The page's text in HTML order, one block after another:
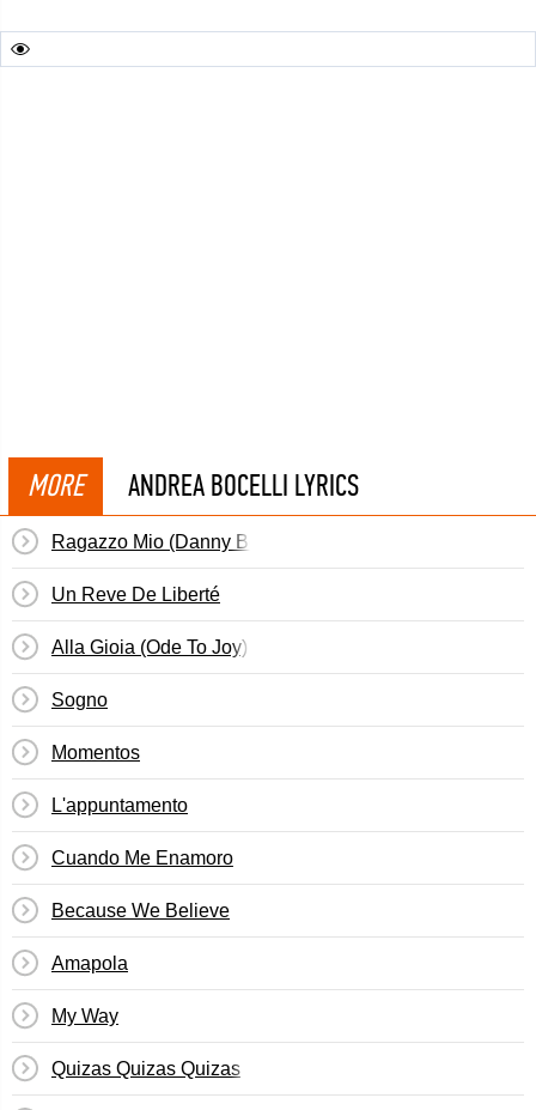
MORE ANDREA BOCELLI LYRICS
Ragazzo Mio (Danny Boy)
Un Reve De Liberté
Alla Gioia (Ode To Joy)
Sogno
Momentos
L'appuntamento
Cuando Me Enamoro
Because We Believe
Amapola
My Way
Quizas Quizas Quizas